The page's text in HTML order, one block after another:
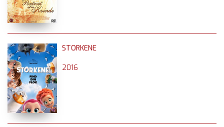
STORKENE
2016